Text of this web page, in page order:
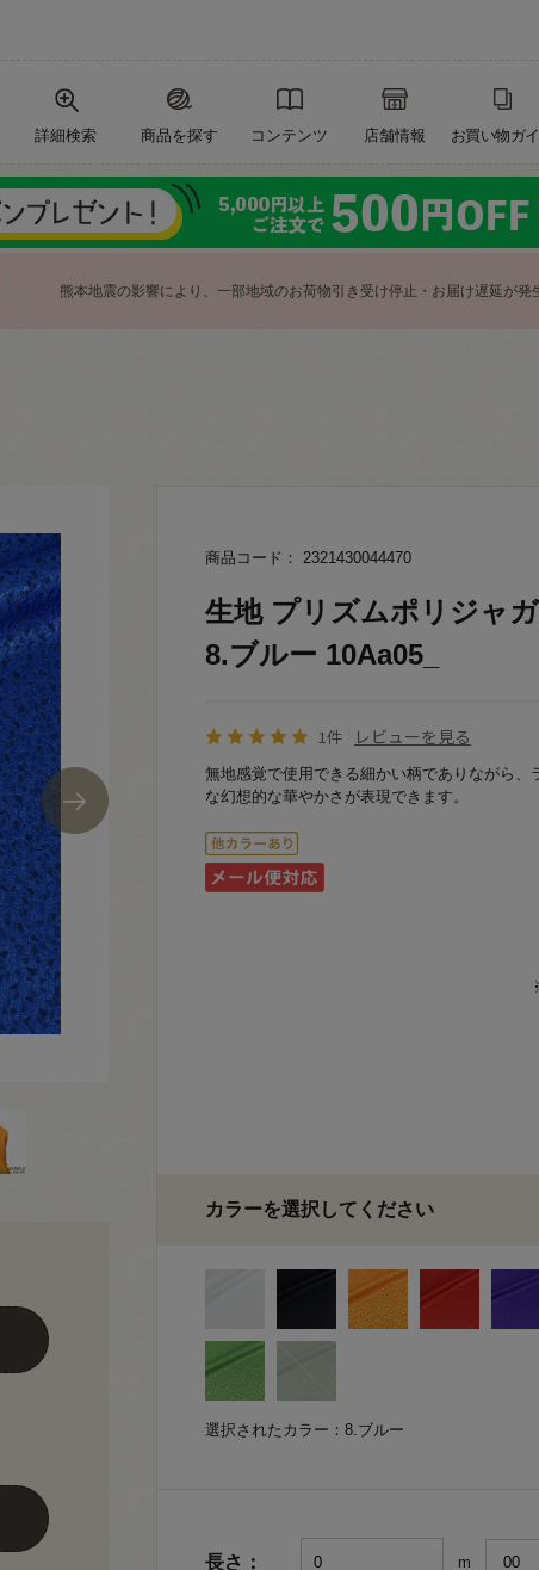
詳細検索 商品を探す コンテンツ 店舗情報 お買い物ガ
熊本地震の影響により、一部地域のお荷物引き受け停止・お届け遅延が発
商品コード： 2321430044470
生地 プリズムポリジャガ
8.ブルー 10Aa05_
1件 レビューを見る
無地感覚で使用できる細かい柄でありながら、
な幻想的な華やかさが表現できます。
カラーを選択してください
選択されたカラー：8.ブルー
長さ： m